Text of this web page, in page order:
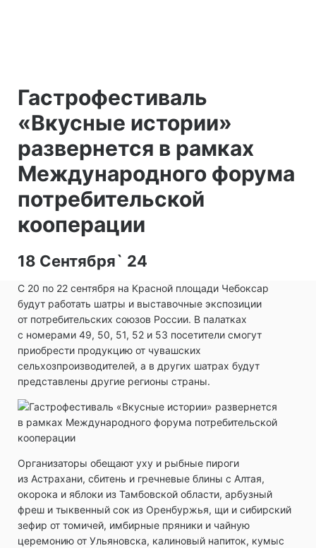
Гастрофестиваль
«Вкусные истории»
развернется в рамках
Международного форума
потребительской
кооперации
18 Сентября` 24
С 20 по 22 сентября на Красной площади Чебоксар
будут работать шатры и выставочные экспозиции
от потребительских союзов России. В палатках
с номерами 49, 50, 51, 52 и 53 посетители смогут
приобрести продукцию от чувашских
сельхозпроизводителей, а в других шатрах будут
представлены другие регионы страны.
Организаторы обещают уху и рыбные пироги
из Астрахани, сбитень и гречневые блины с Алтая,
окорока и яблоки из Тамбовской области, арбузный
фреш и тыквенный сок из Оренбуржья, щи и сибирский
зефир от томичей, имбирные пряники и чайную
церемонию от Ульяновска, калиновый напиток, кумыс